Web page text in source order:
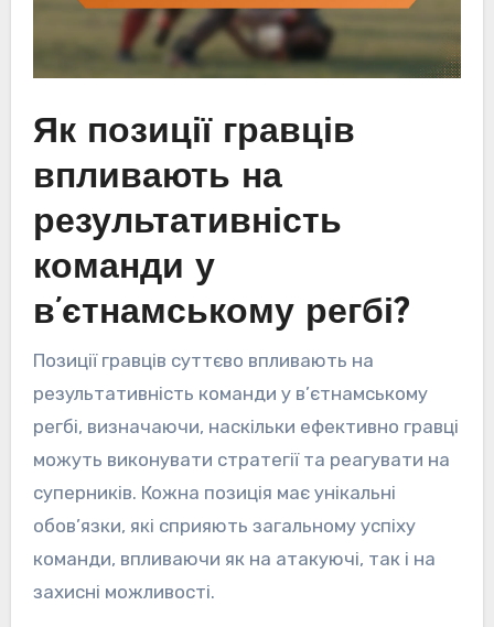
Як позиції гравців
впливають на
результативність
команди у
в’єтнамському регбі?
Позиції гравців суттєво впливають на
результативність команди у в’єтнамському
регбі, визначаючи, наскільки ефективно гравці
можуть виконувати стратегії та реагувати на
суперників. Кожна позиція має унікальні
обов’язки, які сприяють загальному успіху
команди, впливаючи як на атакуючі, так і на
захисні можливості.